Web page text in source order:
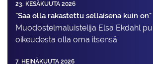
23. KESÄKUUTA 2026
"Saa olla rakastettu sellaisena kuin on"
Muodostelma­luistelija Elsa Ekdahl
oikeudesta olla oma itsensä
7. HEINÄKUUTA 2026